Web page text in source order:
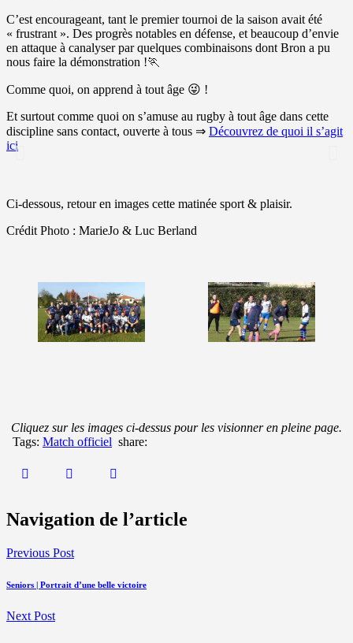
C’est encourageant, tant le premier tournoi de la saison avait été
« frustrant ». Des progrès notables en défense, et beaucoup d’envie
en attaque à canalyser par quelques combinaisons dont Bron a pu
nous faire la démonstration !🏃
Comme quoi, on apprend à tout âge 😜 !
Et surtout comme quoi on s’amuse au rugby à tout âge dans cette
discipline sans contact, ouverte à tous ⇒ Découvrez de quoi il s’agit
ici
Ci-dessous, retour en images cette matinée sport & plaisir.
Crédit Photo : MarieJo & Luc Berland
Cliquez sur les images ci-dessus pour les visionner en pleine page.
Tags: Match officiel share:
Navigation de l’article
Previous Post
Seniors | Portrait d’une belle victoire
Next Post